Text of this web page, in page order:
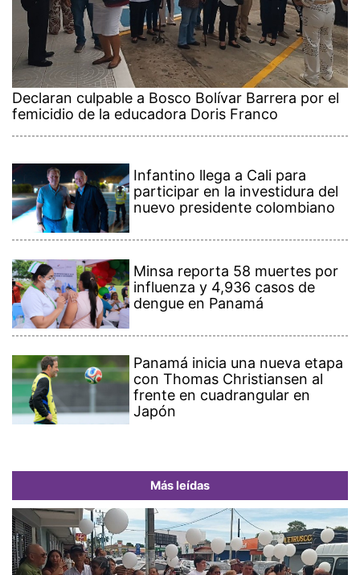
Declaran culpable a Bosco Bolívar Barrera por el
femicidio de la educadora Doris Franco
Infantino llega a Cali para
participar en la investidura del
nuevo presidente colombiano
Minsa reporta 58 muertes por
influenza y 4,936 casos de
dengue en Panamá
Panamá inicia una nueva etapa
con Thomas Christiansen al
frente en cuadrangular en
Japón
Más leídas